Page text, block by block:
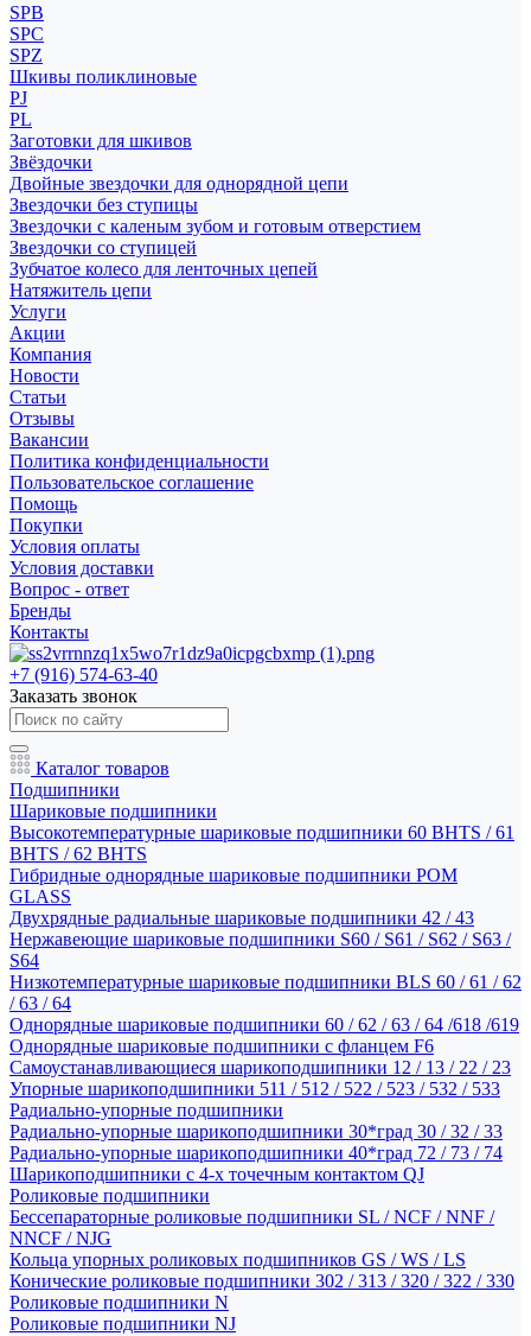
SPB
SPC
SPZ
Шкивы поликлиновые
PJ
PL
Заготовки для шкивов
Звёздочки
Двойные звездочки для однорядной цепи
Звездочки без ступицы
Звездочки с каленым зубом и готовым отверстием
Звездочки со ступицей
Зубчатое колесо для ленточных цепей
Натяжитель цепи
Услуги
Акции
Компания
Новости
Статьи
Отзывы
Вакансии
Политика конфиденциальности
Пользовательское соглашение
Помощь
Покупки
Условия оплаты
Условия доставки
Вопрос - ответ
Бренды
Контакты
+7 (916) 574-63-40
Заказать звонок
Каталог товаров
Подшипники
Шариковые подшипники
Высокотемпературные шариковые подшипники 60 BHTS / 61
BHTS / 62 BHTS
Гибридные однорядные шариковые подшипники POM
GLASS
Двухрядные радиальные шариковые подшипники 42 / 43
Нержавеющие шариковые подшипники S60 / S61 / S62 / S63 /
S64
Низкотемпературные шариковые подшипники BLS 60 / 61 / 62
/ 63 / 64
Однорядные шариковые подшипники 60 / 62 / 63 / 64 /618 /619
Однорядные шариковые подшипники с фланцем F6
Самоустанавливающиеся шарикоподшипники 12 / 13 / 22 / 23
Упорные шарикоподшипники 511 / 512 / 522 / 523 / 532 / 533
Радиально-упорные подшипники
Радиально-упорные шарикоподшипники 30*град 30 / 32 / 33
Радиально-упорные шарикоподшипники 40*град 72 / 73 / 74
Шарикоподшипники с 4-х точечным контактом QJ
Роликовые подшипники
Бессепараторные роликовые подшипники SL / NCF / NNF /
NNCF / NJG
Кольца упорных роликовых подшипников GS / WS / LS
Конические роликовые подшипники 302 / 313 / 320 / 322 / 330
Роликовые подшипники N
Роликовые подшипники NJ